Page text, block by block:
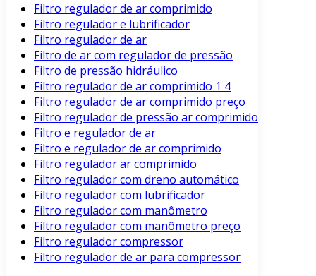
Filtro regulador de ar comprimido
Filtro regulador e lubrificador
Filtro regulador de ar
Filtro de ar com regulador de pressão
Filtro de pressão hidráulico
Filtro regulador de ar comprimido 1 4
Filtro regulador de ar comprimido preço
Filtro regulador de pressão ar comprimido
Filtro e regulador de ar
Filtro e regulador de ar comprimido
Filtro regulador ar comprimido
Filtro regulador com dreno automático
Filtro regulador com lubrificador
Filtro regulador com manômetro
Filtro regulador com manômetro preço
Filtro regulador compressor
Filtro regulador de ar para compressor